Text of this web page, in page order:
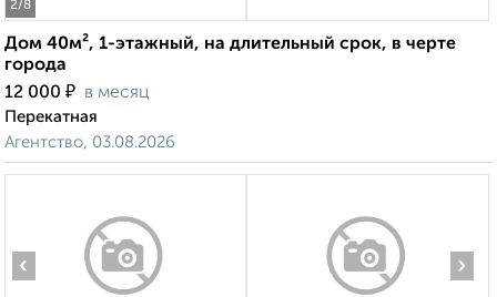
2/8
Дом 40м², 1-этажный, на длительный срок, в черте
города
12 000 ₽ в месяц
Перекатная
Агентство, 03.08.2026
‹ ›